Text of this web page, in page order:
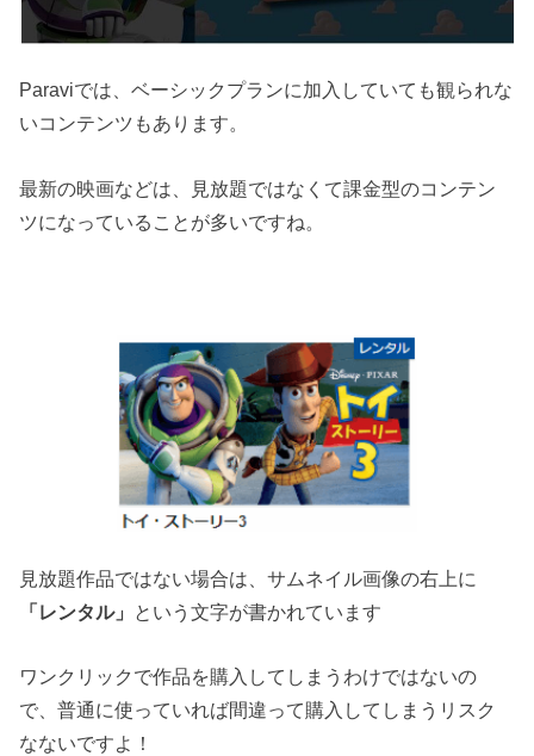
Paraviでは、ベーシックプランに加入していても観られな
いコンテンツもあります。
最新の映画などは、見放題ではなくて課金型のコンテン
ツになっていることが多いですね。
見放題作品ではない場合は、サムネイル画像の右上に
「レンタル」 という文字が書かれています
ワンクリックで作品を購入してしまうわけではないの
で、普通に使っていれば間違って購入してしまうリスク
なないですよ！